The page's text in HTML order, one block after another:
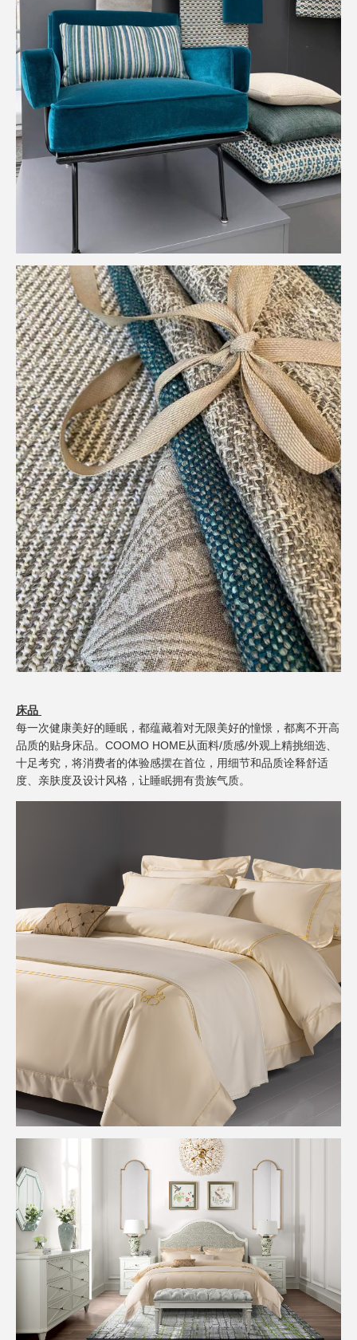
床品
每一次健康美好的睡眠，都蕴藏着对无限美好的憧憬，都离不开高
品质的贴身床品。 COOMO HOME从面料/质感/外观上精挑细选、
十足考究，将消费者的体验感摆在首位，用细节和品质诠释舒适
度、亲肤度及设计风格，让睡眠拥有贵族气质。